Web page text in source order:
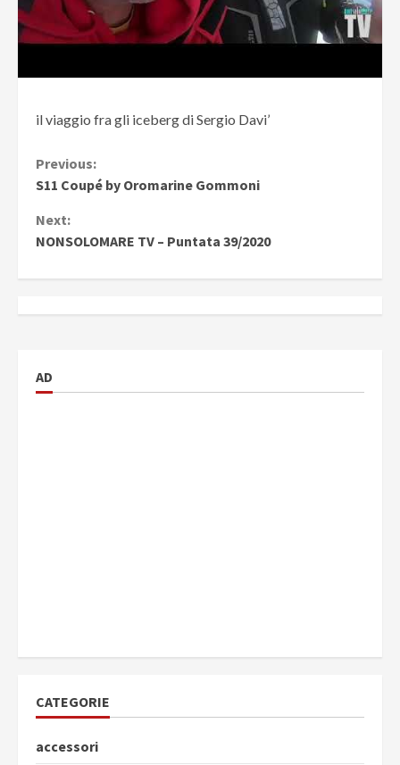
il viaggio fra gli iceberg di Sergio Davi’
Continue
Reading
Previous:
S11 Coupé by Oromarine Gommoni
Next:
NONSOLOMARE TV – Puntata 39/2020
AD
CATEGORIE
accessori